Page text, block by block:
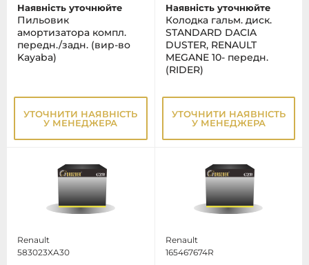
Наявність уточнюйте
Пильовик
амортизатора компл.
передн./задн. (вир-во
Kayaba)
УТОЧНИТИ НАЯВНІСТЬ
У МЕНЕДЖЕРА
Наявність уточнюйте
Колодка гальм. диск.
STANDARD DACIA
DUSTER, RENAULT
MEGANE 10- передн.
(RIDER)
УТОЧНИТИ НАЯВНІСТЬ
У МЕНЕДЖЕРА
Renault
583023XA30
Renault
165467674R